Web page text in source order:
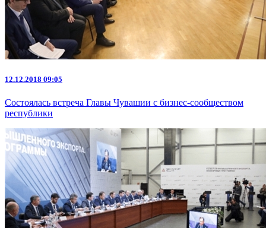
12.12.2018 09:05
Состоялась встреча Главы Чувашии с бизнес-сообществом
республики